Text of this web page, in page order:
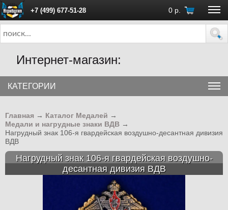
+7 (499) 677-51-28 0 р.
ПН - ПТ с 10:00 до 18:00 (Москва)
Интернет-магазин:
КАТЕГОРИИ
Главная → Каталог Медалей →
Медали и нагрудные знаки ВДВ →
Нагрудный знак 106-я гвардейская воздушно-десантная дивизия
ВДВ
Нагрудный знак 106-я гвардейская воздушно-
десантная дивизия ВДВ